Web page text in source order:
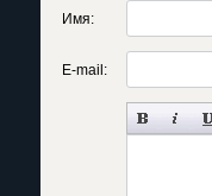
Имя:
E-mail: